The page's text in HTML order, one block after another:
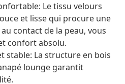
Le tissu velours
et lisse qui procure une
contact de la peau, vous
confort absolu.
stable: La structure en bois
lounge garantit